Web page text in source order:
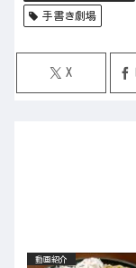
手書き劇場
X
動画紹介